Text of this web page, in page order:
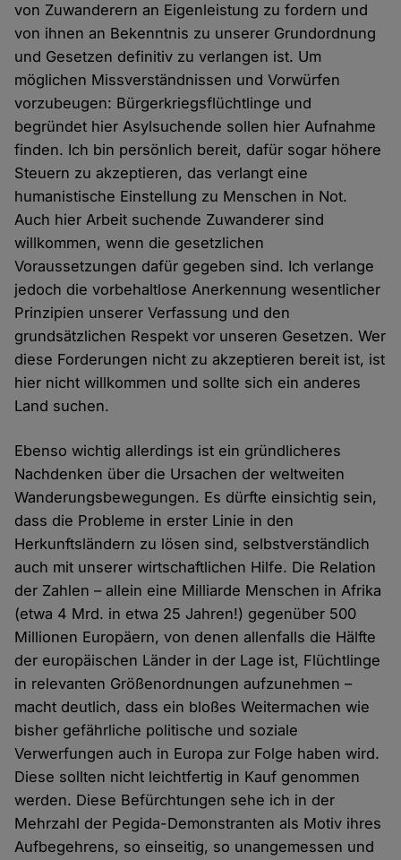
von Zuwanderern an Eigenleistung zu fordern und
von ihnen an Bekenntnis zu unserer Grundordnung
und Gesetzen definitiv zu verlangen ist. Um
möglichen Missverständnissen und Vorwürfen
vorzubeugen: Bürgerkriegsflüchtlinge und
begründet hier Asylsuchende sollen hier Aufnahme
finden. Ich bin persönlich bereit, dafür sogar höhere
Steuern zu akzeptieren, das verlangt eine
humanistische Einstellung zu Menschen in Not.
Auch hier Arbeit suchende Zuwanderer sind
willkommen, wenn die gesetzlichen
Voraussetzungen dafür gegeben sind. Ich verlange
jedoch die vorbehaltlose Anerkennung wesentlicher
Prinzipien unserer Verfassung und den
grundsätzlichen Respekt vor unseren Gesetzen. Wer
diese Forderungen nicht zu akzeptieren bereit ist, ist
hier nicht willkommen und sollte sich ein anderes
Land suchen.
Ebenso wichtig allerdings ist ein gründlicheres
Nachdenken über die Ursachen der weltweiten
Wanderungsbewegungen. Es dürfte einsichtig sein,
dass die Probleme in erster Linie in den
Herkunftsländern zu lösen sind, selbstverständlich
auch mit unserer wirtschaftlichen Hilfe. Die Relation
der Zahlen – allein eine Milliarde Menschen in Afrika
(etwa 4 Mrd. in etwa 25 Jahren!) gegenüber 500
Millionen Europäern, von denen allenfalls die Hälfte
der europäischen Länder in der Lage ist, Flüchtlinge
in relevanten Größenordnungen aufzunehmen –
macht deutlich, dass ein bloßes Weitermachen wie
bisher gefährliche politische und soziale
Verwerfungen auch in Europa zur Folge haben wird.
Diese sollten nicht leichtfertig in Kauf genommen
werden. Diese Befürchtungen sehe ich in der
Mehrzahl der Pegida-Demonstranten als Motiv ihres
Aufbegehrens, so einseitig, so unangemessen und